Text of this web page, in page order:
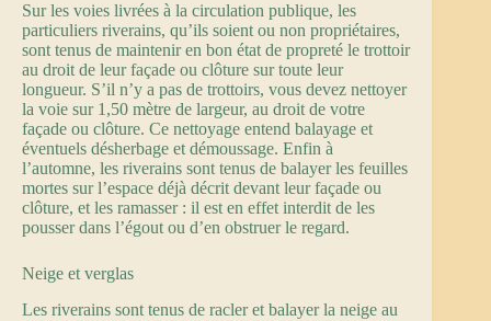
Sur les voies livrées à la circulation publique, les
particuliers riverains, qu’ils soient ou non propriétaires,
sont tenus de maintenir en bon état de propreté le trottoir
au droit de leur façade ou clôture sur toute leur
longueur. S’il n’y a pas de trottoirs, vous devez nettoyer
la voie sur 1,50 mètre de largeur, au droit de votre
façade ou clôture. Ce nettoyage entend balayage et
éventuels désherbage et démoussage. Enfin à
l’automne, les riverains sont tenus de balayer les feuilles
mortes sur l’espace déjà décrit devant leur façade ou
clôture, et les ramasser : il est en effet interdit de les
pousser dans l’égout ou d’en obstruer le regard.
Neige et verglas
Les riverains sont tenus de racler et balayer la neige au